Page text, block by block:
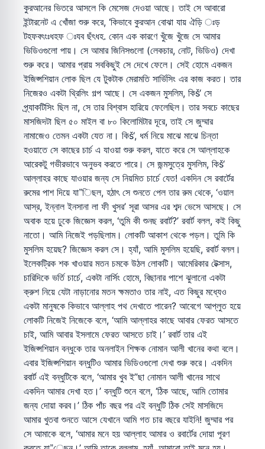
কুরআনের ভিতরে আসলে কি মেসেজ দেওয়া আছে। তাই সে আবারো
ইন্টারনেট এ খোঁজা শুরু করে, ‘কিভাবে কুরআন বোঝা যায় ঐড়ি ঃড়
টহফবৎংঃধহফ ঃযব ছঁৎধহ. কোন এক কারণে খুঁজে খুঁজে সে আমার
ভিডিওগুলো পায়। সে আমার জিনিসগুলো (লেকচার, নোট, ভিডিও) দেখা
শুরু করে। আমার প্রায় সবকিছুই সে দেখে ফেলে। সেই হোমে একজন
ইজিপ্সশিয়ান লোক ছিল যে টুকটাক মেরামতি সার্ভিসিং এর কাজ করত। তার
নিজেরও একটা থ্রিলিং গল্প আছে। সে একজন মুসলিম, কিš‘ সে
প্র্যাকটিসিং ছিল না, সে তার বিশ্বাস হারিয়ে ফেলেছিল। তার সবচে কাছের
মাসজিদটা ছিল ৫০ মাইল বা ৮০ কিলোমিটার দূরে, তাই সে জুম্মার
নামাজেও তেমন একটা যেত না। কিš‘, ধর্ম নিয়ে মাঝে মাঝে চিন্তা
হওয়াতে সে কাছের চার্চ এ যাওয়া শুরু করল, যাতে করে সে আল্লাহকে
আরেকটু গভীরভাবে অনুভব করতে পারে। সে জন্মসুত্রে মুসলিম, কিš‘
আল্লাহর কাছে যাওয়ার জন্য সে নিয়মিত চার্চে যেত! একদিন সে রবার্টের
রুমের পাশ দিয়ে যা”িছল, হঠাৎ সে শুনতে পেল তার রুম থেকে, ‘ওয়াল
আস্র, ইন্নাল ইনসানা লা ফী খুসর’ সূরা আসর এর শব্দ ভেসে আসছে। সে
অবাক হয়ে ঢুকে জিজ্ঞেস করল, ‘তুমি কী শুনছ রবার্ট?’ রবার্ট বলল, কই কিছু
নাতো। আমি নিজেই পড়ছিলাম। লোকটি আকাশ থেকে পড়ল। তুমি কি
মুসলিম হয়েছ? জিজ্ঞেস করল সে। হ্যাঁ, আমি মুসলিম হয়েছি, রবার্ট বলল।
ইলেকট্রিক শক খাওয়ার মতন চমকে উঠল লোকটি। আমেরিকার টেক্সাস,
চারিদিকে ভর্তি চার্চে, একটা নার্সিং হোমে, বিছানার পাশে ঝুলানো একটা
ক্রুশ নিয়ে যেটা নাড়ানোর মতন ক্ষমতাও তার নাই, এত কিছুর মধ্যেও
একটা মানুষকে কিভাবে আল্লাহ পথ দেখাতে পারেন? আবেগে আপ্লুত হয়ে
লোকটি নিজেই নিজেকে বলে, ‘আমি আল্লাহর কাছে আবার ফেরত আসতে
চাই, আমি আবার ইসলামে ফেরত আসতে চাই।’ রবার্ট তার এই
ইজিপ্সশিয়ান বন্ধুকে তার অনলাইন শিক্ষক নোমান আলী খানের কথা বলে।
এবার ইজিপ্সশিয়ান বন্ধুটিও আমার ভিডিওগুলো দেখা শুরু করে। একদিন
রবার্ট এই বন্ধুটিকে বলে, ‘আমার খুব ই”ছা নোমান আলী খানের সাথে
একদিন আমার দেখা হত।’ বন্ধুটি শুনে বলে, ‘ঠিক আছে, আমি তোমার
জন্য দোয়া করব।’ ঠিক পাঁচ বছর পর এই বন্ধুটি ঠিক সেই মাসজিদে
আমার খুতবা শুনতে আসে যেখানে আমি গত চার বছরে যাইনি! জুম্মার পর
সে আমাকে বলে, ‘আমার মনে হয় আল্লাহ আমার ও রবার্টের দোয়া পূরণ